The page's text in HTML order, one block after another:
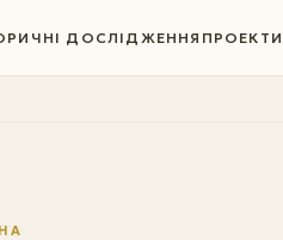
ДОСЛІДЖЕННЯ ПРОЕКТИ